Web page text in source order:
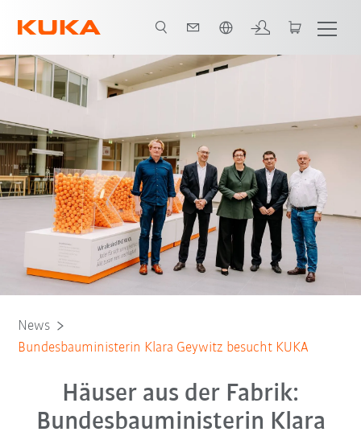
News
Bundesbauministerin Klara Geywitz besucht KUKA
Häuser aus der Fabrik:
Bundesbauministerin Klara